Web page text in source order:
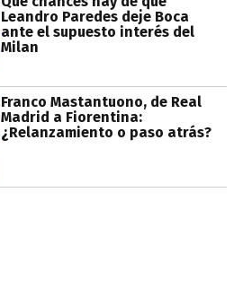
Leandro Paredes deje Boca
ante el supuesto interés del
Milan
Franco Mastantuono, de Real
Madrid a Fiorentina:
¿Relanzamiento o paso atrás?